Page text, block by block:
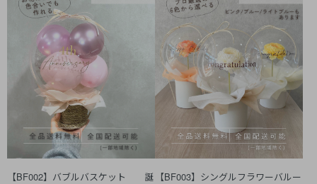
【BF002】バブルバスケット 誕 【BF003】シングルフラワーバルー